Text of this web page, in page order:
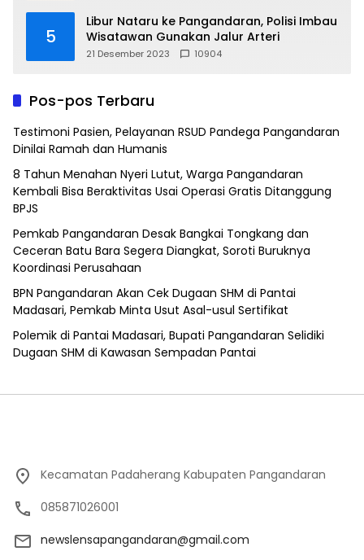
5
Libur Nataru ke Pangandaran, Polisi Imbau
Wisatawan Gunakan Jalur Arteri
21 Desember 2023 10904
Pos-pos Terbaru
Testimoni Pasien, Pelayanan RSUD Pandega Pangandaran
Dinilai Ramah dan Humanis
8 Tahun Menahan Nyeri Lutut, Warga Pangandaran
Kembali Bisa Beraktivitas Usai Operasi Gratis Ditanggung
BPJS
Pemkab Pangandaran Desak Bangkai Tongkang dan
Ceceran Batu Bara Segera Diangkat, Soroti Buruknya
Koordinasi Perusahaan
BPN Pangandaran Akan Cek Dugaan SHM di Pantai
Madasari, Pemkab Minta Usut Asal-usul Sertifikat
Polemik di Pantai Madasari, Bupati Pangandaran Selidiki
Dugaan SHM di Kawasan Sempadan Pantai
Kecamatan Padaherang Kabupaten Pangandaran
085871026001
newslensapangandaran@gmail.com